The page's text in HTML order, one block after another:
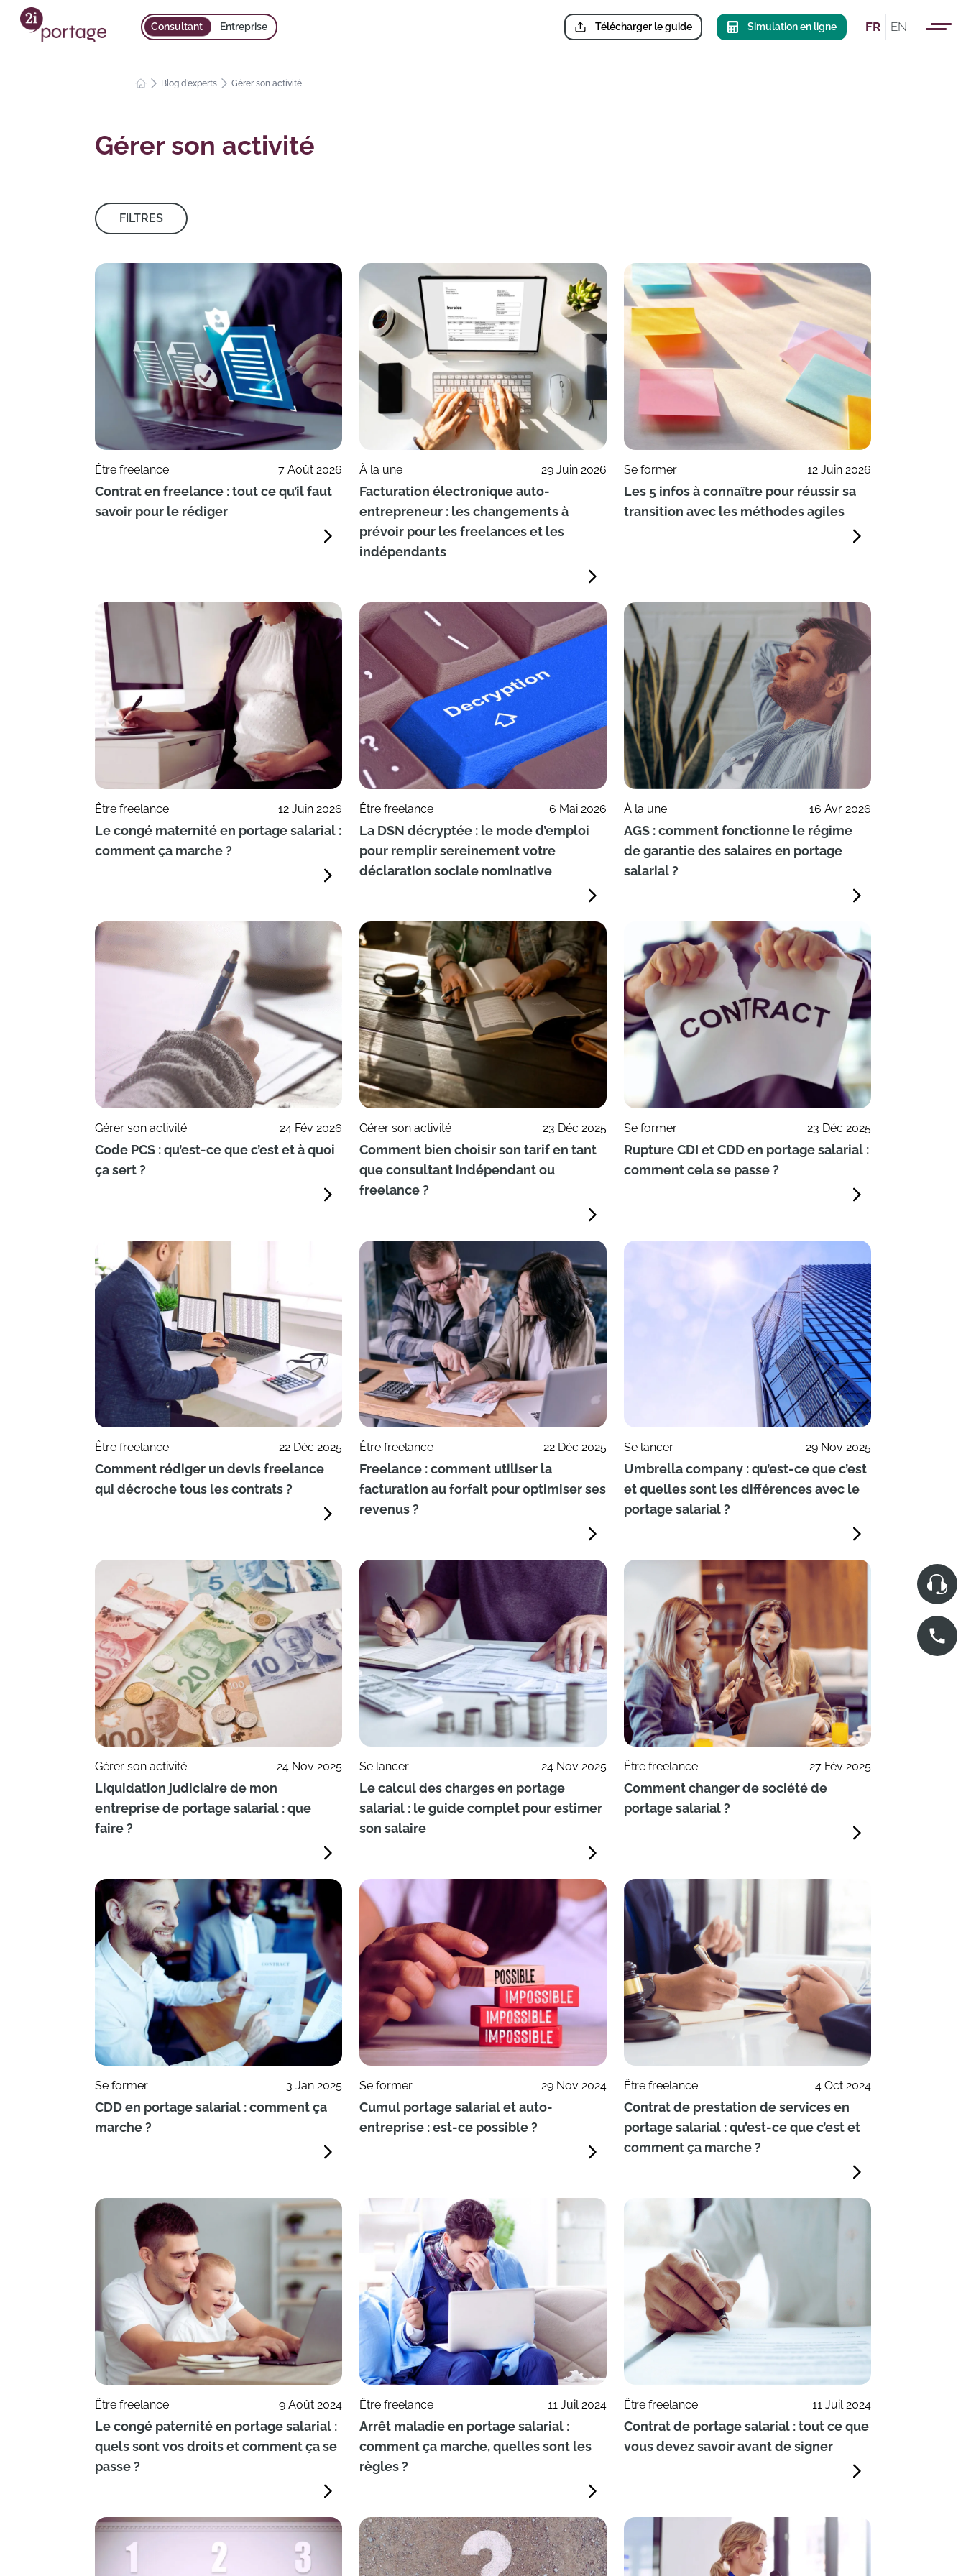
Consultant Entreprise Télécharger le guide Simulation en ligne FR EN
Blog d’experts Gérer son activité
Gérer son activité
FILTRES
Être freelance 7 Août 2026
Contrat en freelance : tout ce qu’il faut
savoir pour le rédiger
À la une 29 Juin 2026
Facturation électronique auto-
entrepreneur : les changements à
prévoir pour les freelances et les
indépendants
Se former 12 Juin 2026
Les 5 infos à connaître pour réussir sa
transition avec les méthodes agiles
Être freelance 12 Juin 2026
Le congé maternité en portage salarial :
comment ça marche ?
Être freelance 6 Mai 2026
La DSN décryptée : le mode d’emploi
pour remplir sereinement votre
déclaration sociale nominative
À la une 16 Avr 2026
AGS : comment fonctionne le régime
de garantie des salaires en portage
salarial ?
Gérer son activité 24 Fév 2026
Code PCS : qu’est-ce que c’est et à quoi
ça sert ?
Gérer son activité 23 Déc 2025
Comment bien choisir son tarif en tant
que consultant indépendant ou
freelance ?
Se former 23 Déc 2025
Rupture CDI et CDD en portage salarial :
comment cela se passe ?
Être freelance 22 Déc 2025
Comment rédiger un devis freelance
qui décroche tous les contrats ?
Être freelance 22 Déc 2025
Freelance : comment utiliser la
facturation au forfait pour optimiser ses
revenus ?
Se lancer 29 Nov 2025
Umbrella company : qu’est-ce que c’est
et quelles sont les différences avec le
portage salarial ?
Gérer son activité 24 Nov 2025
Liquidation judiciaire de mon
entreprise de portage salarial : que
faire ?
Se lancer 24 Nov 2025
Le calcul des charges en portage
salarial : le guide complet pour estimer
son salaire
Être freelance 27 Fév 2025
Comment changer de société de
portage salarial ?
Se former 3 Jan 2025
CDD en portage salarial : comment ça
marche ?
Se former 29 Nov 2024
Cumul portage salarial et auto-
entreprise : est-ce possible ?
Être freelance 4 Oct 2024
Contrat de prestation de services en
portage salarial : qu’est-ce que c’est et
comment ça marche ?
Être freelance 9 Août 2024
Le congé paternité en portage salarial :
quels sont vos droits et comment ça se
passe ?
Être freelance 11 Juil 2024
Arrêt maladie en portage salarial :
comment ça marche, quelles sont les
règles ?
Être freelance 11 Juil 2024
Contrat de portage salarial : tout ce que
vous devez savoir avant de signer